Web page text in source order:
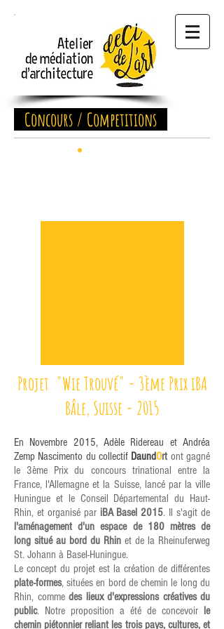
Concours / Competitions
Projet "Wie Trouvé" - 3ème Prix iBA
Bâle, Suisse - 2015
En Novembre 2015, Adèle Ridereau et Andréa
Zemp Nascimento du collectif DaundOrt ont gagné
le 3ème Prix du concours trinational entre la
France, l'Allemagne et la Suisse, lancé par la ville
Huningue et le Conseil Départemental du Haut-
Rhin, et organisé par iBA Basel 2015. Il s'agit de
l'aménagement d'un espace de 180 mètres de
long situé au bord du Rhin et de la Rheinuferweg
St. Johann à Basel-Huningue.
​Le concept du projet est la création de différentes
plate-formes, situées en bord de chemin le long du
Rhin, comme des lieux d'expressions créatives du
public. Notre proposition a été de concevoir le
chemin piétonnier reliant les trois pays, cultures, et